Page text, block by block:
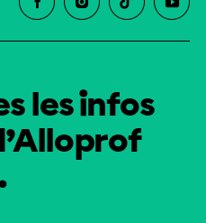
les infos